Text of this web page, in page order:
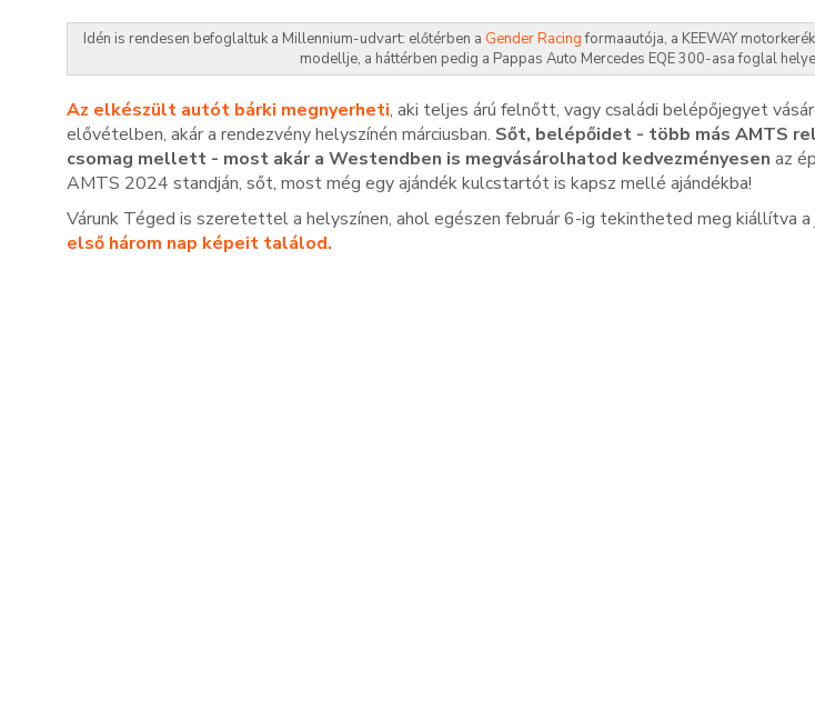
Idén is rendesen befoglaltuk a Millennium-udvart: előtérben a Gender Racingformaautója, a KEEWAY
modellje, a háttérben pedig a Pappas Auto Mercedes EQE 300-asa foglal
Az elkészült autót bárki megnyerheti, aki teljes árú felnőtt, vagy családi belépőjegyet
elővételben, akár a rendezvény helyszínén márciusban. Sőt, belépőidet - több más AMTS
csomag mellett - most akár a Westendben is megvásárolhatod kedvezményesen az
AMTS 2024 standján, sőt, most még egy ajándék kulcstartót is kapsz mellé ajándékba!
Várunk Téged is szeretettel a helyszínen, ahol egészen február 6-ig tekintheted meg kiállítva a
első három nap képeit találod.